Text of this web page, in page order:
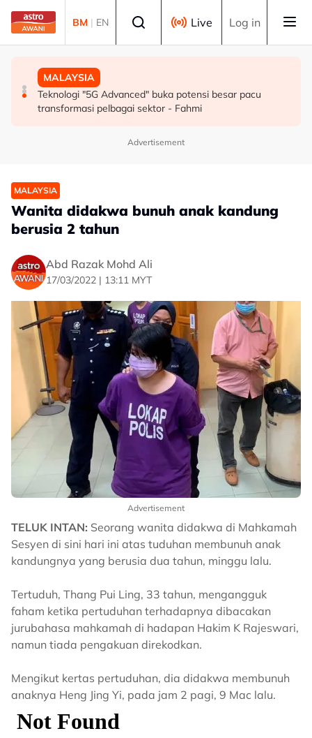
Skip to main content
BM | EN Live Log in
SUKAN
Mohamed Salah sertai Trabzonspor, terima €17 juta
semusim
MALAYSIA
Berita tempatan pilihan sepanjang hari ini
MALAYSIA
Teknologi "5G Advanced" buka potensi besar pacu
transformasi pelbagai sektor - Fahmi
Advertisement
MALAYSIA
Wanita didakwa bunuh anak kandung
berusia 2 tahun
Abd Razak Mohd Ali
17/03/2022 | 13:11 MYT
Advertisement
TELUK INTAN: Seorang wanita didakwa di Mahkamah
Sesyen di sini hari ini atas tuduhan membunuh anak
kandungnya yang berusia dua tahun, minggu lalu.
Tertuduh, Thang Pui Ling, 33 tahun, mengangguk
faham ketika pertuduhan terhadapnya dibacakan
jurubahasa mahkamah di hadapan Hakim K Rajeswari,
namun tiada pengakuan direkodkan.
Mengikut kertas pertuduhan, dia didakwa membunuh
anaknya Heng Jing Yi, pada jam 2 pagi, 9 Mac lalu.